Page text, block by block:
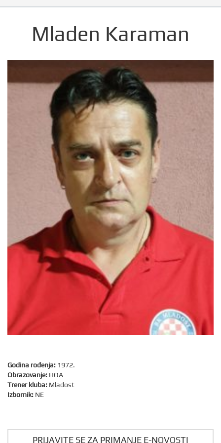
Mladen Karaman
Godina rođenja: 1972.
Obrazovanje: HOA
Trener kluba: Mladost
Izbornik: NE
PRIJAVITE SE ZA PRIMANJE E-NOVOSTI